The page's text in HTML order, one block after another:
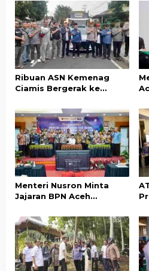
s
i
p
o
s
Ribuan ASN Kemenag
Ciamis Bergerak ke
Kebangsaan
Menteri Nusron Minta
Jajaran BPN Aceh
Layanan Pertanahan
Berbasis Kepuasan
Masyarakat